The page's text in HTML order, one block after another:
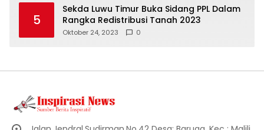
5
Sekda Luwu Timur Buka Sidang PPL Dalam
Rangka Redistribusi Tanah 2023
Oktober 24, 2023 0